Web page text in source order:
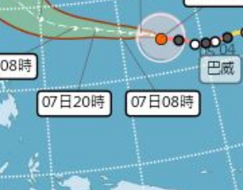
」逐漸成形 12:00
獎超「爸」氣 12:00
壇9/12登場！ 10:30
掀足球熱潮
食！ 18:15